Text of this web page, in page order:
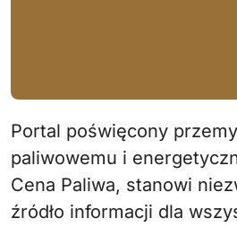
Portal poświęcony przemysłowi
paliwowemu i
Cena Paliwa, stanowi
źródło informacji dla